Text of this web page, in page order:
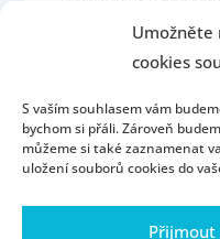
Umožněte
cookies
S vaším souhlasem vám
bychom si přáli. Zároveň
můžeme si také zaznamenat
uložení souborů cookies do
Přijmout
Úvod Kontakt